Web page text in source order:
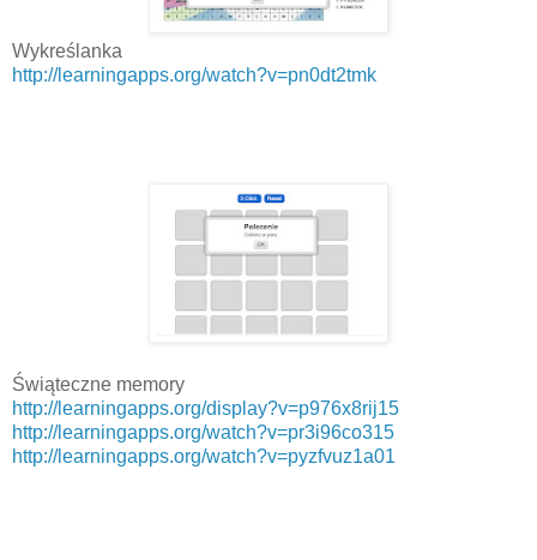
Wykreślanka
http://learningapps.org/watch?v=pn0dt2tmk
Świąteczne memory
http://learningapps.org/display?v=p976x8rij15
http://learningapps.org/watch?v=pr3i96co315
http://learningapps.org/watch?v=pyzfvuz1a01